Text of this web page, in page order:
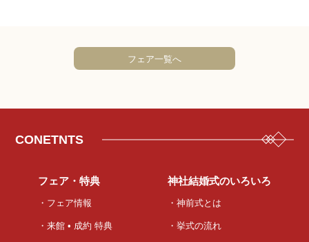
フェア一覧へ
CONETNTS
フェア・特典
・フェア情報
・来館 • 成約 特典
神社結婚式のいろいろ
・神前式とは
・挙式の流れ